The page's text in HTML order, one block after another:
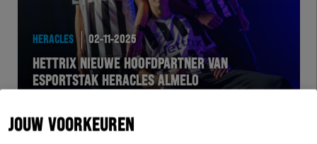
JOUW VOORKEUREN
HERACLES 02-11-2025
HETTRIX NIEUWE HOOFDPARTNER VAN
ESPORTSTAK HERACLES ALMELO